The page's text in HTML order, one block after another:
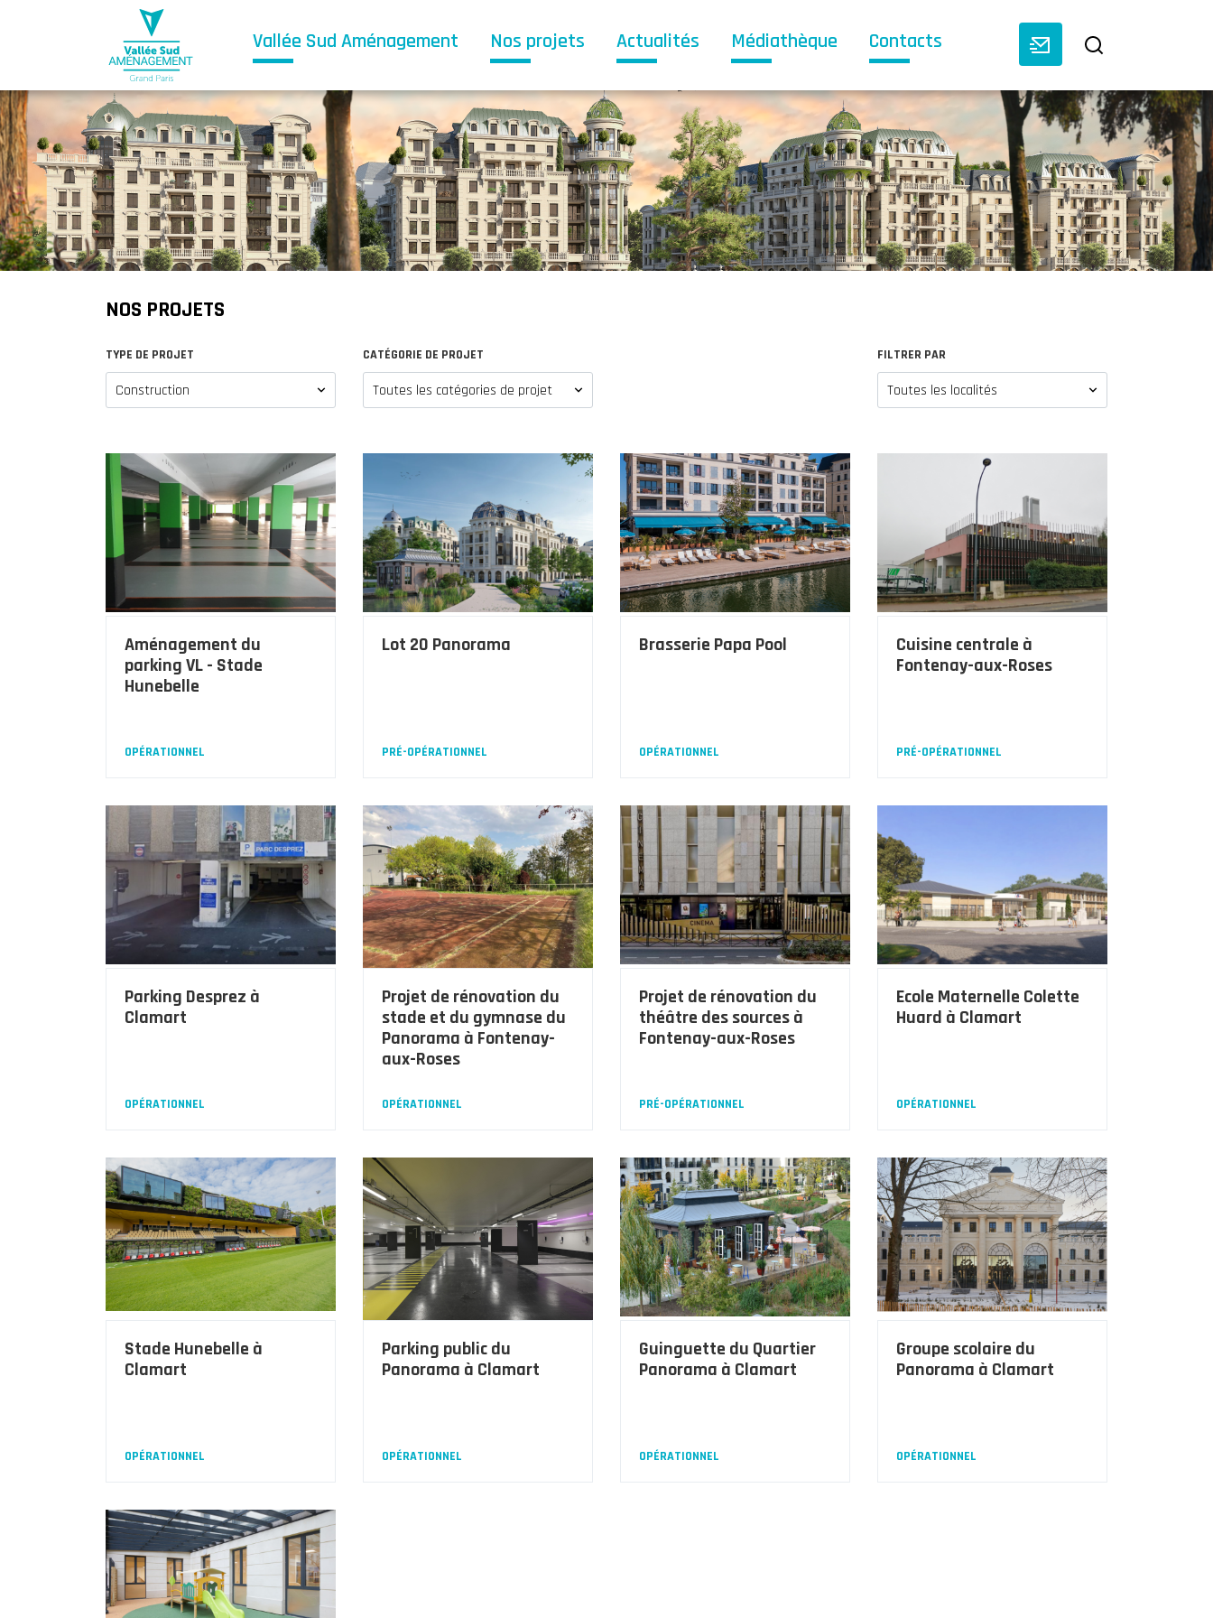
Vallée Sud Aménagement Nos projets Actualités Médiathèque Contacts
NOS PROJETS
TYPE DE PROJET CATÉGORIE DE PROJET FILTRER PAR
Aménagement du
parking VL - Stade
Hunebelle
OPÉRATIONNEL
Lot 20 Panorama
PRÉ-OPÉRATIONNEL
Brasserie Papa Pool
OPÉRATIONNEL
Cuisine centrale à
Fontenay-aux-Roses
PRÉ-OPÉRATIONNEL
Parking Desprez à
Clamart
OPÉRATIONNEL
Projet de rénovation du
stade et du gymnase du
Panorama à Fontenay-
aux-Roses
OPÉRATIONNEL
Projet de rénovation du
théâtre des sources à
Fontenay-aux-Roses
PRÉ-OPÉRATIONNEL
Ecole Maternelle Colette
Huard à Clamart
OPÉRATIONNEL
Stade Hunebelle à
Clamart
OPÉRATIONNEL
Parking public du
Panorama à Clamart
OPÉRATIONNEL
Guinguette du Quartier
Panorama à Clamart
OPÉRATIONNEL
Groupe scolaire du
Panorama à Clamart
OPÉRATIONNEL